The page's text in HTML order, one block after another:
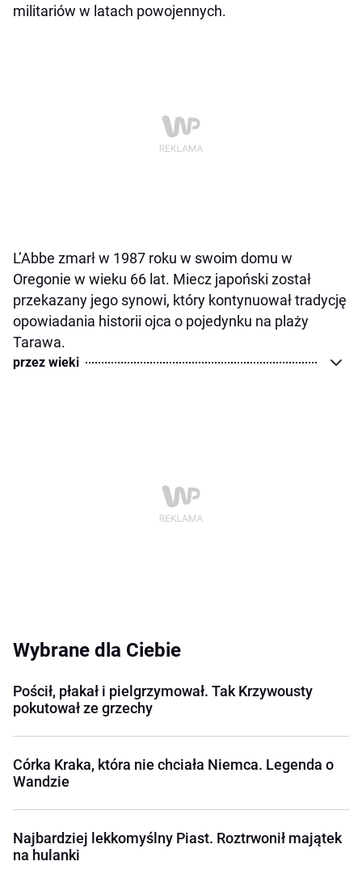
militariów w latach powojennych.
L’Abbe zmarł w 1987 roku w swoim domu w
Oregonie w wieku 66 lat. Miecz japoński został
przekazany jego synowi, który kontynuował tradycję
opowiadania historii ojca o pojedynku na plaży
Tarawa.
przez wieki
Wybrane dla Ciebie
Pościł, płakał i pielgrzymował. Tak Krzywousty
pokutował ze grzechy
Córka Kraka, która nie chciała Niemca. Legenda o
Wandzie
Najbardziej lekkomyślny Piast. Roztrwonił majątek
na hulanki